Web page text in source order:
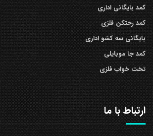
کمد بایگانی اداری
کمد رختکن فلزی
بایگانی سه کشو اداری
کمد جا موبایلی
تخت خواب فلزی
ارتباط با ما